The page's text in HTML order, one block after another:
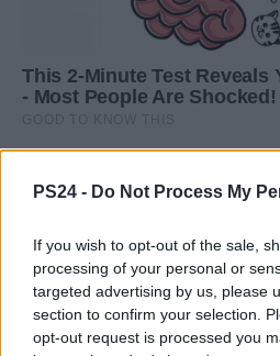
PS24 - Do Not Process My
If you wish to opt-out of the sale,
processing of your personal or
targeted advertising by us, please
section to confirm your selection.
opt-out request is processed you